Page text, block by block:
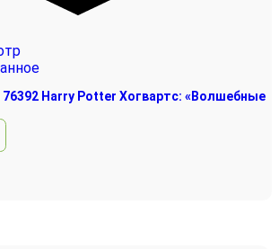
76392 Harry Potter Хогвартс: «Волшебные